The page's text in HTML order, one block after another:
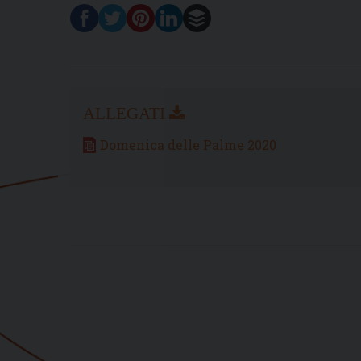
Domenica delle Palme 2020